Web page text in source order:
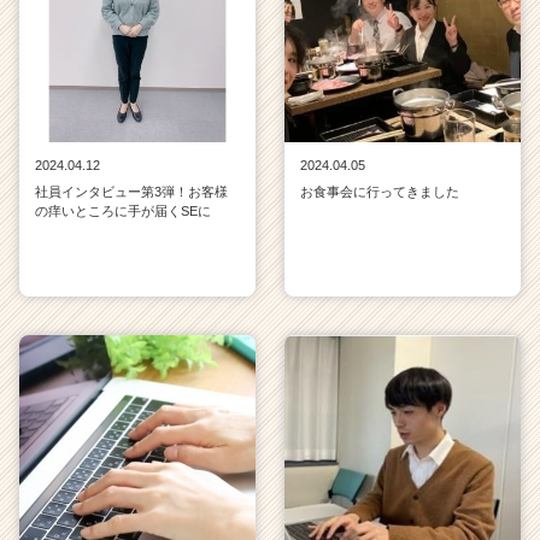
2024.04.12
社員インタビュー第3弾！お客様
の痒いところに手が届くSEに
2024.04.05
お食事会に行ってきました